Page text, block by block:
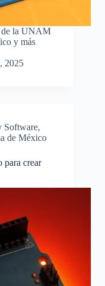
de la UNAM
y más
2025
Software,
de México
crear